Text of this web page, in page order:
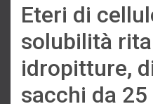
Eteri di
solubilità
idropitture,
sacchi da 25